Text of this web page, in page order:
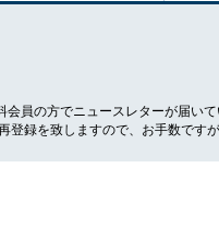
員の方でニュースレターが届い
登録を致しますので、お手数ですが